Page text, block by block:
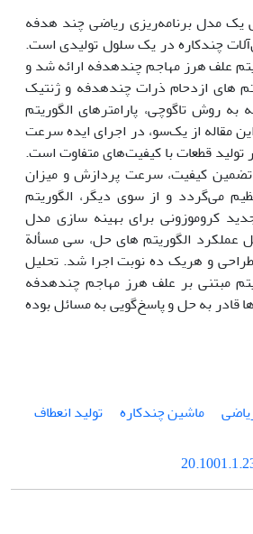
یک مدل برنامه‌ریزی ریاضی چند هدفه
چندکاره در یک سلول تولیدی است.
علف هرز مهاجم چندهدفه ارائه شد و
های ازدحام ذرات چندهدفه و ژنتیک
به روش تاگوچی، پارامترهای الگوریتم
مقاله از یک‌سو، در اجرای ایده سرعت
قطعات با کیفیت‌های متفاوت است.
تضمین کیفیت، سرعت پردازش و میزان
می‌گردد و از سوی دیگر، الگوریتم
کروموزونی برای بهینه سازی مدل
عملکرد الگوریتم های حل، سی مسألة
طراحی و هریک ده نوبت اجرا شد. تحلیل
مبتنی بر علف هرز مهاجم چندهدفه
قادر به حل و پاسخ‌گویی به مسائل بوده
ماشین چندکاره
تولید انعطاف